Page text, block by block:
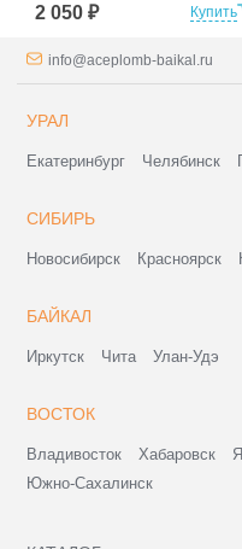
Купить
2 050 ₽
info@aceplomb-baikal.ru
УРАЛ
Екатеринбург Челябинск
СИБИРЬ
Новосибирск Красноярск
БАЙКАЛ
Иркутск Чита Улан-Удэ
ВОСТОК
Владивосток Хабаровск
Южно-Сахалинск